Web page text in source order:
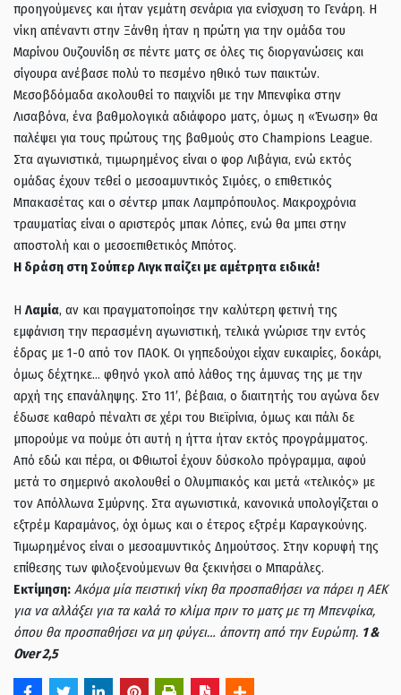
προηγούμενες και ήταν γεμάτη σενάρια για ενίσχυση το Γενάρη. Η
νίκη απέναντι στην Ξάνθη ήταν η πρώτη για την ομάδα του
Μαρίνου Ουζουνίδη σε πέντε ματς σε όλες τις διοργανώσεις και
σίγουρα ανέβασε πολύ το πεσμένο ηθικό των παικτών.
Μεσοβδόμαδα ακολουθεί το παιχνίδι με την Μπενφίκα στην
Λισαβόνα, ένα βαθμολογικά αδιάφορο ματς, όμως η «Ένωση» θα
παλέψει για τους πρώτους της βαθμούς στο Champions League.
Στα αγωνιστικά, τιμωρημένος είναι ο φορ Λιβάγια, ενώ εκτός
ομάδας έχουν τεθεί ο μεσοαμυντικός Σιμόες, ο επιθετικός
Μπακασέτας και ο σέντερ μπακ Λαμπρόπουλος. Μακροχρόνια
τραυματίας είναι ο αριστερός μπακ Λόπες, ενώ θα μπει στην
αποστολή και ο μεσοεπιθετικός Μπότος.
Η δράση στη Σούπερ Λιγκ παίζει με αμέτρητα ειδικά!
Η Λαμία, αν και πραγματοποίησε την καλύτερη φετινή της
εμφάνιση την περασμένη αγωνιστική, τελικά γνώρισε την εντός
έδρας με 1-0 από τον ΠΑΟΚ. Οι γηπεδούχοι είχαν ευκαιρίες, δοκάρι,
όμως δέχτηκε… φθηνό γκολ από λάθος της άμυνας της με την
αρχή της επανάληψης. Στο 11′, βέβαια, ο διαιτητής του αγώνα δεν
έδωσε καθαρό πέναλτι σε χέρι του Βιεϊρίνια, όμως και πάλι δε
μπορούμε να πούμε ότι αυτή η ήττα ήταν εκτός προγράμματος.
Από εδώ και πέρα, οι Φθιωτοί έχουν δύσκολο πρόγραμμα, αφού
μετά το σημερινό ακολουθεί ο Ολυμπιακός και μετά «τελικός» με
τον Απόλλωνα Σμύρνης. Στα αγωνιστικά, κανονικά υπολογίζεται ο
εξτρέμ Καραμάνος, όχι όμως και ο έτερος εξτρέμ Καραγκούνης.
Τιμωρημένος είναι ο μεσοαμυντικός Δημούτσος. Στην κορυφή της
επίθεσης των φιλοξενούμενων θα ξεκινήσει ο Μπαράλες.
Εκτίμηση: Ακόμα μία πειστική νίκη θα προσπαθήσει να πάρει η ΑΕΚ
για να αλλάξει για τα καλά το κλίμα πριν το ματς με τη Μπενφίκα,
όπου θα προσπαθήσει να μη φύγει… άποντη από την Ευρώπη. 1 &
Over 2,5